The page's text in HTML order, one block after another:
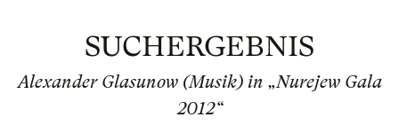
SUCHERGEBNIS
Alexander Glasunow (Musik) in „Nurejew Gala
2012“